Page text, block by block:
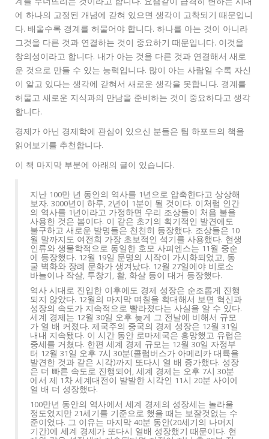
에 하나의 고정된 개념에 갇혀 있으면 생각이 고착되기 때문입니
다. 배울수록 경계를 허물어야 합니다. 하나를 아는 것이 아니라
그것을 다른 것과 연결하는 것이 중요하기 때문입니다. 이것을
창의성이라고 합니다. 내가 아는 것을 다른 것과 연결해서 새로
운 것으로 만들 수 있는 능력입니다. 많이 아는 사람일 수록 자신
이 알고 있다는 생각에 갇혀서 새로운 생각을 못합니다. 경계를
허물고 새로운 지식과의 만남을 준비하는 것이 중요하다고 생각
합니다.
경제가 아닌 경제학에 관심이 있으신 분들은 팀 하포드의 책을
읽어보기를 추천합니다.
이 책 마지막 부분에 아래의 글이 있습니다.
지난 100만 년 동안의 역사를 1년으로 압축한다고 상상해
보자. 3000년이 하루, 2년이 1분이 될 것이다. 이처럼 인간
의 역사를 1년이라고 가정하면 우리 조상들이 처음 불을
사용한 것은 봄이다. 이 같은 초기의 획기적인 발견에도
불구하고 새로운 발명들은 천천히 등장했다. 조상들은 10
월 말까지도 여전희 가장 초보적인 석기를 사용했다. 현생
인류와 생물학적으로 동일한 호모 사피엔스는 11월 중순
에 등장했다. 12월 19일 문명의 시작이 가시화되었고, 동
굴 벽화와 장례 문화가 생겨났다. 12월 27일에야 비로소
바늘이나 작살, 투창기, 활, 화살 등이 대거 등장했다.
역사 시대로 진입한 이후에도 경제 성장은 순조롭게 진행
되지 않았다. 12월의 마지막 며칠을 확대해서 보면 혁신과
성장의 속도가 지속적으로 빨라졌다는 사실을 알 수 있다.
세계 경제는 12월 30일 오후 늦게 그 전날에 비해서 규모
가 열 배 커졌다. 제국주의 중국의 경제 성장은 12월 31일
내내 지속됐다. 이 시간 동안 로마제국은 흥망했고 유럽은
중세를 거쳤다. 한편 세계 경제 규모는 12월 30일 자정부
터 12월 31일 오후 7시 30분(콜럼버스가 아메리카 대륙을
발견한 것과 같은 시각)까지 또다시 열 배 증가했다. 성장
은 더 빠른 속도로 진행되어, 세계 경제는 오후 7시 30분
에서 제 1차 세계대전이 발발한 시각인 11시 20분 사이에
열 배 더 성장했다.
100만년 동안의 역사에서 세계 경제의 성장세는 놀라울
정도였지만 21세기를 기준으로 했을 때는 보잘것없는 수
준이었다. 그 이유는 마지막 40분 동안(20세기의 나머지
기간)에 세계 경제가 또다시 열배 성장했기 때문이다. 현